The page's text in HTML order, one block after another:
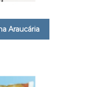
Araucária